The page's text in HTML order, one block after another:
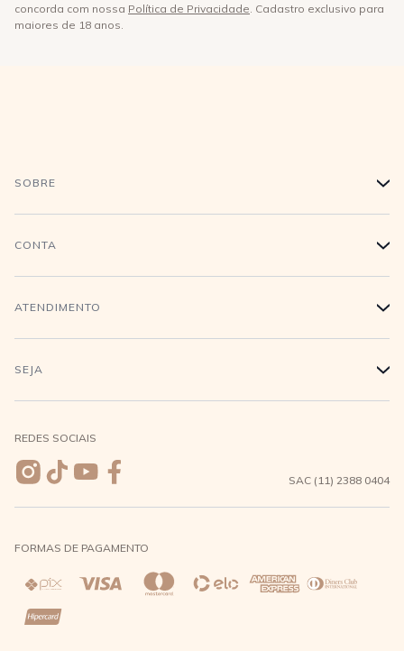
concorda com nossa Política de Privacidade. Cadastro exclusivo para
maiores de 18 anos.
SOBRE +
História
Conecte-se
CONTA +
Login
Meus pedidos
Wishlist
ATENDIMENTO +
Compra Segura
Entrega e Frete
Trocas e Devoluções
Direito de Arrependimento
Política de Privacidade
SEJA +
REDES SOCIAIS
SAC (11) 2388 0404
FORMAS DE PAGAMENTO